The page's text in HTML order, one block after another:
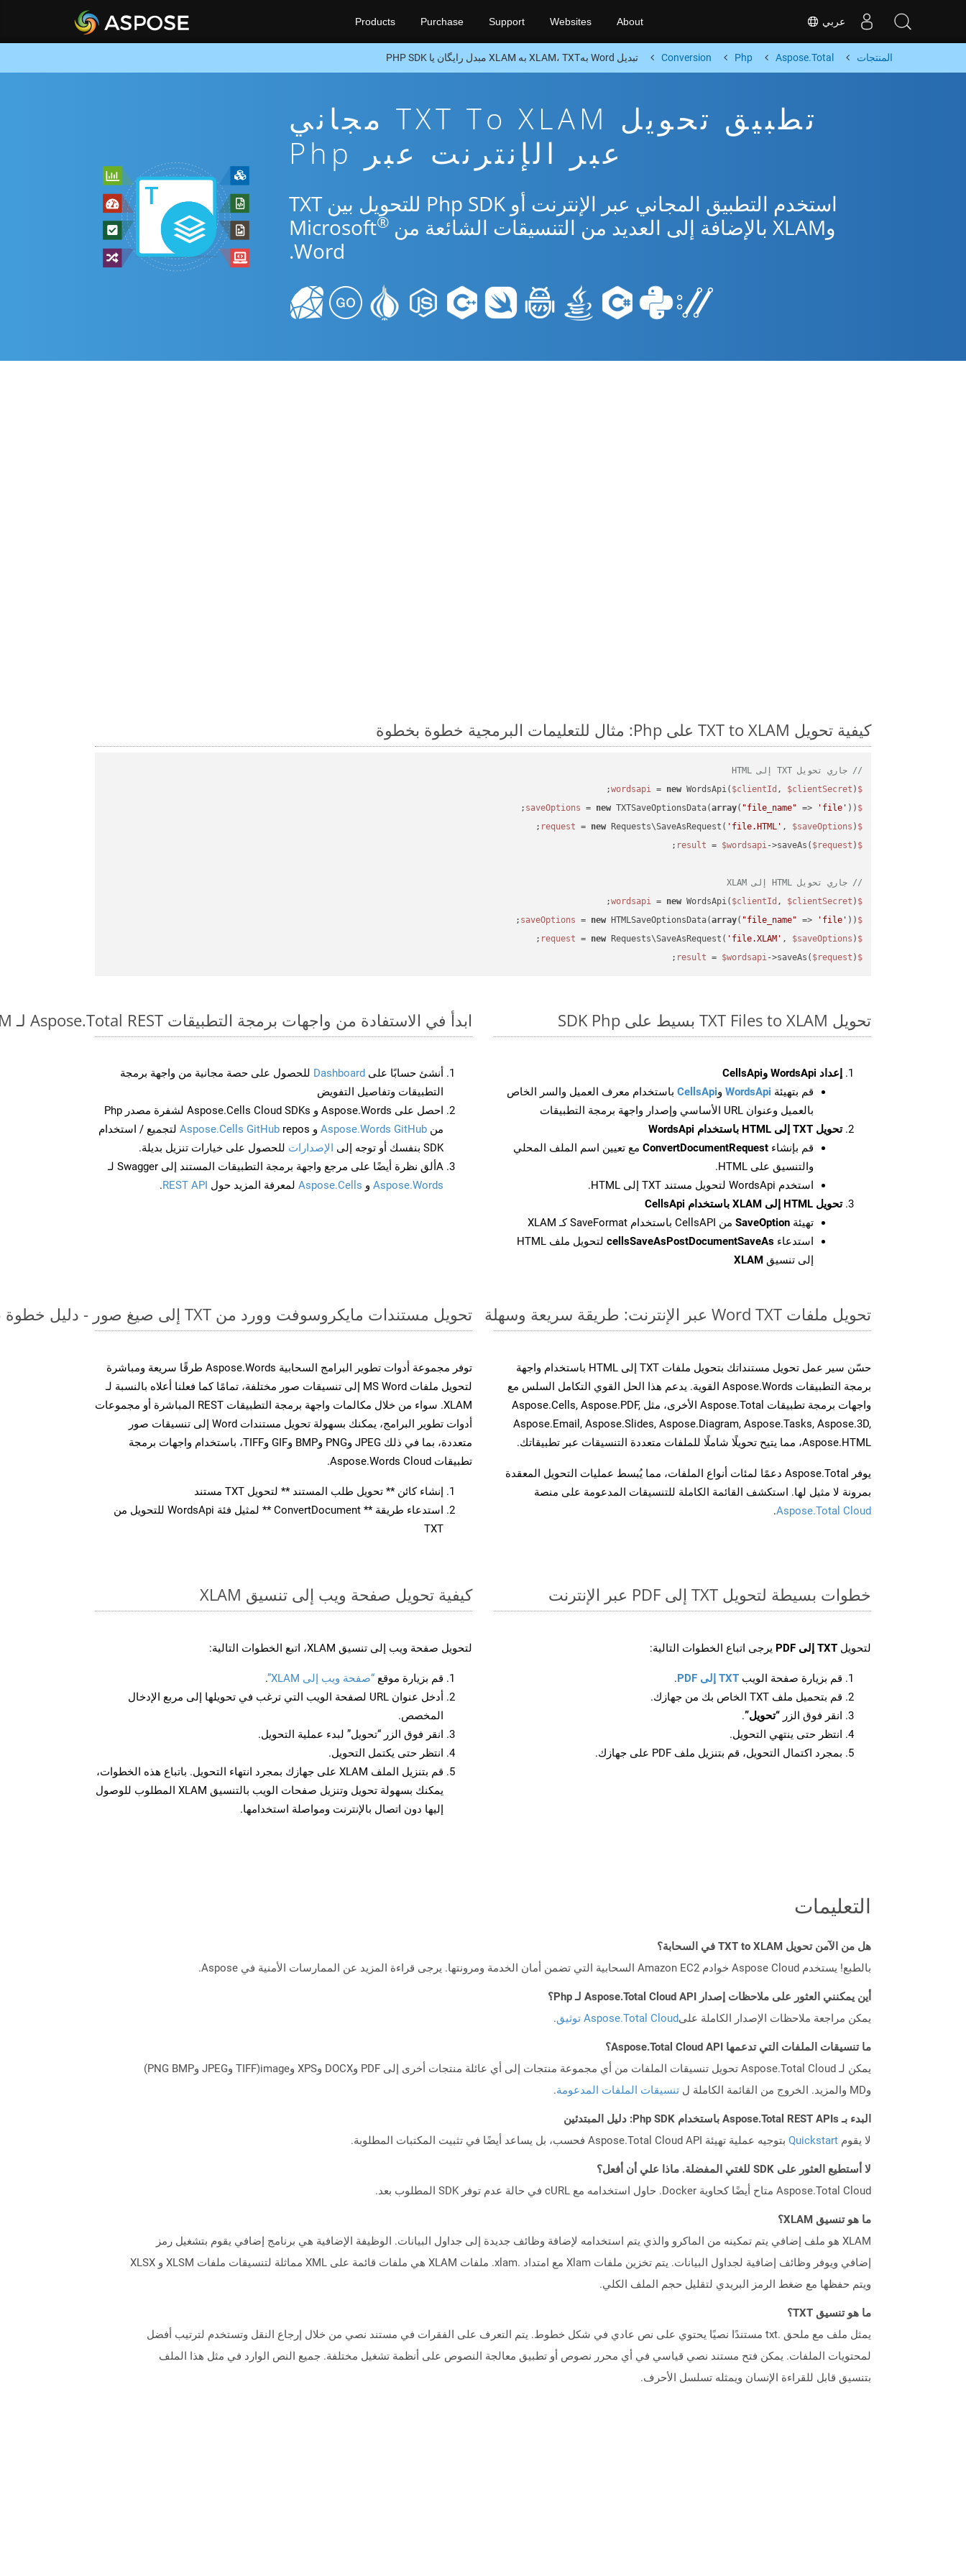
عربي Products Purchase Support Websites About
المنتجات Aspose.Total
Php
Conversion تبدیل Word بهXLAM، TXT به XLAM مبدل رایگان یا PHP SDK
تطبيق تحويل TXT To XLAM مجاني
عبر الإنترنت عبر Php
استخدم التطبيق المجاني عبر الإنترنت أو Php SDK للتحويل بين TXT
وXLAM بالإضافة إلى العديد من التنسيقات الشائعة من Microsoft
®
Word.
كيفية تحويل TXT to XLAM على Php: مثال للتعليمات البرمجية خطوة بخطوة
// جاري تحويل TXT إلى HTML
$wordsapi
= new WordsApi( $clientId , $clientSecret );
$saveOptions
= new TXTSaveOptionsData(array( "file_name" => 'file' ));
$request
= new Requests\SaveAsRequest( 'file.HTML' , $saveOptions );
$result
= $wordsapi->saveAs( $request
// جاري تحويل HTML إلى XLAM
$wordsapi
= new WordsApi( $clientId , $clientSecret );
$saveOptions
= new HTMLSaveOptionsData(array( "file_name" => 'file' ));
$request
= new Requests\SaveAsRequest( 'file.XLAM' , $saveOptions );
$result
= $wordsapi->saveAs( $request );
تحويل TXT Files to XLAM بسيط على SDK Php
إعداد WordsApi وCellsApi
قم بتهيئة WordsApi وCellsApi باستخدام معرف العميل والسر الخاص
بالعميل وعنوان URL الأساسي وإصدار واجهة برمجة التطبيقات
تحويل TXT إلى HTML باستخدام WordsApi
قم بإنشاء ConvertDocumentRequest مع تعيين اسم الملف المحلي
والتنسيق على HTML.
استخدم WordsApi لتحويل مستند TXT إلى HTML.
تحويل HTML إلى XLAM باستخدام CellsApi
تهيئة SaveOption من CellsAPI باستخدام SaveFormat كـ XLAM
استدعاء cellsSaveAsPostDocumentSaveAs
لتحويل ملف HTML
إلى تنسيق XLAM
ابدأ في الاستفادة من واجهات برمجة التطبيقات Aspose.Total REST لـ TXT to XLAM
أنشئ حسابًا على Dashboard للحصول على حصة مجانية من واجهة برمجة
التطبيقات وتفاصيل التفويض
احصل على Aspose.Words و Aspose.Cells Cloud SDKs لشفرة مصدر Php
من Aspose.Words GitHub و Aspose.Cells GitHub repos لتجميع / استخدام
SDK بنفسك أو توجه إلى
الإصدارات للحصول على خيارات تنزيل بديلة.
Aألق نظرة أيضًا على مرجع واجهة برمجة التطبيقات المستند إلى Swagger لـ
Aspose.Words و Aspose.Cells لمعرفة المزيد حول REST API
.
تحويل ملفات Word TXT عبر الإنترنت: طريقة سريعة وسهلة
حسّن سير عمل تحويل مستنداتك بتحويل ملفات TXT إلى HTML باستخدام واجهة
برمجة التطبيقات Aspose.Words القوية. يدعم هذا الحل القوي التكامل السلس مع
واجهات برمجة تطبيقات Aspose.Total الأخرى، مثل Aspose.Cells, Aspose.PDF,
Aspose.Email, Aspose.Slides, Aspose.Diagram, Aspose.Tasks, Aspose.3D,
Aspose.HTML، مما يتيح تحويلًا شاملًا للملفات متعددة التنسيقات عبر تطبيقاتك.
يوفر Aspose.Total دعمًا لمئات أنواع الملفات، مما يُبسط عمليات التحويل المعقدة
بمرونة لا مثيل لها. استكشف القائمة الكاملة للتنسيقات المدعومة على منصة
Aspose.Total Cloud
.
تحويل مستندات مايكروسوفت وورد من TXT إلى صيغ صور - دليل خطوة بخطوة
توفر مجموعة أدوات تطوير البرامج السحابية Aspose.Words طرقًا سريعة ومباشرة
لتحويل ملفات MS Word إلى تنسيقات صور مختلفة، تمامًا كما فعلنا أعلاه بالنسبة لـ
XLAM. سواء من خلال مكالمات واجهة برمجة التطبيقات REST المباشرة أو مجموعات
أدوات تطوير البرامج، يمكنك بسهولة تحويل مستندات Word إلى تنسيقات صور
متعددة، بما في ذلك JPEG وPNG وBMP وGIF وTIFF، باستخدام واجهات برمجة
تطبيقات Aspose.Words Cloud.
إنشاء كائن ** تحويل طلب المستند ** لتحويل TXT مستند
استدعاء طريقة ** ConvertDocument ** لمثيل فئة WordsApi للتحويل من
TXT
خطوات بسيطة لتحويل TXT إلى PDF عبر الإنترنت
لتحويل TXT إلى PDF يرجى اتباع الخطوات التالية:
قم بزيارة صفحة الويب TXT إلى PDF
.
قم بتحميل ملف TXT الخاص بك من جهازك.
انقر فوق الزر “تحويل”.
انتظر حتى ينتهي التحويل.
بمجرد اكتمال التحويل، قم بتنزيل ملف PDF على جهازك.
كيفية تحويل صفحة ويب إلى تنسيق XLAM
لتحويل صفحة ويب إلى تنسيق XLAM، اتبع الخطوات التالية:
قم بزيارة موقع “صفحة ويب إلى XLAM”
.
أدخل عنوان URL لصفحة الويب التي ترغب في تحويلها إلى مربع الإدخال
المخصص.
انقر فوق الزر “تحويل” لبدء عملية التحويل.
انتظر حتى يكتمل التحويل.
قم بتنزيل الملف XLAM على جهازك بمجرد انتهاء التحويل. باتباع هذه الخطوات،
يمكنك بسهولة تحويل وتنزيل صفحات الويب بالتنسيق XLAM المطلوب للوصول
إليها دون اتصال بالإنترنت ومواصلة استخدامها.
التعليمات
هل من الآمن تحويل TXT to XLAM في السحابة؟
بالطبع! يستخدم Aspose Cloud خوادم Amazon EC2 السحابية التي تضمن أمان الخدمة ومرونتها. يرجى قراءة المزيد عن الممارسات الأمنية في Aspose.
أين يمكنني العثور على ملاحظات إصدار Aspose.Total Cloud API لـ Php؟
يمكن مراجعة ملاحظات الإصدار الكاملة علىAspose.Total Cloud توثيق .
ما تنسيقات الملفات التي تدعمها Aspose.Total Cloud API؟
يمكن لـ Aspose.Total Cloud تحويل تنسيقات الملفات من أي مجموعة منتجات إلى أي عائلة منتجات أخرى إلى PDF وDOCX وXPS وimage(TIFF وJPEG وPNG BMP)
وMD والمزيد. الخروج من القائمة الكاملة ل
تنسيقات الملفات المدعومة.
البدء بـ Aspose.Total REST APIs باستخدام Php SDK: دليل المبتدئين
لا يقوم Quickstart بتوجيه عملية تهيئة Aspose.Total Cloud API فحسب، بل يساعد أيضًا في تثبيت المكتبات المطلوبة.
لا أستطيع العثور على SDK للغتي المفضلة. ماذا علي أن أفعل؟
Aspose.Total Cloud متاح أيضًا كحاوية Docker. حاول استخدامه مع cURL في حالة عدم توفر SDK المطلوب بعد.
ما هو تنسيق XLAM؟
XLAM هو ملف إضافي يتم تمكينه من الماكرو والذي يتم استخدامه لإضافة وظائف جديدة إلى جداول البيانات. الوظيفة الإضافية هي برنامج إضافي يقوم بتشغيل رمز
إضافي ويوفر وظائف إضافية لجداول البيانات. يتم تخزين ملفات Xlam مع امتداد .xlam. ملفات XLAM هي ملفات قائمة على XML مماثلة لتنسيقات ملفات XLSM و XLSX
ويتم حفظها مع ضغط الرمز البريدي لتقليل حجم الملف الكلي.
ما هو تنسيق TXT؟
يمثل ملف مع ملحق .txt مستندًا نصيًا يحتوي على نص عادي في شكل خطوط. يتم التعرف على الفقرات في مستند نصي من خلال إرجاع النقل وتستخدم لترتيب أفضل
لمحتويات الملفات. يمكن فتح مستند نصي قياسي في أي محرر نصوص أو تطبيق معالجة النصوص على أنظمة تشغيل مختلفة. جميع النص الوارد في مثل هذا الملف
بتنسيق قابل للقراءة الإنسان ويمثله تسلسل الأحرف.